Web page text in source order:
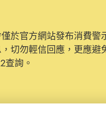
於官方網站發布消費
切勿輕信回應，更應
查詢。